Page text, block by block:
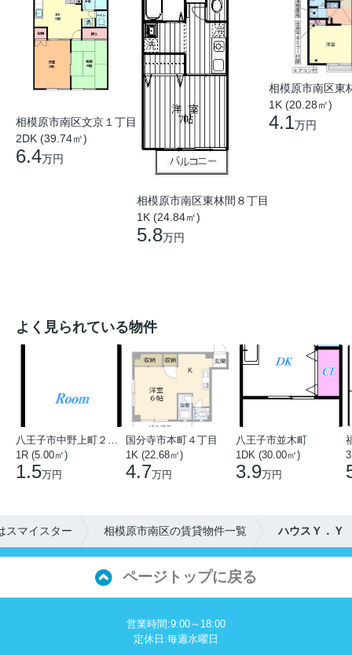
相模原市南区文京１丁目
2DK (39.74㎡)
6.4万円
相模原市南区東林間８丁目
1K (24.84㎡)
5.8万円
相模原市南区東
1K (20.28㎡)
4.1万円
よく見られている物件
八王子市中野上町２丁目
1R (5.00㎡)
1.5万円
国分寺市本町４丁目
1K (22.68㎡)
4.7万円
八王子市並木町
1DK (30.00㎡)
3.9万円
スマイスター 相模原市南区の賃貸物件一覧 ハウスＹ．Ｙ
ページトップに戻る
営業時間:9:00～18:00
定休日:毎週水曜日